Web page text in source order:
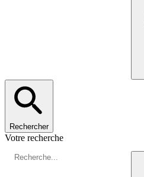
Rechercher
Votre recherche